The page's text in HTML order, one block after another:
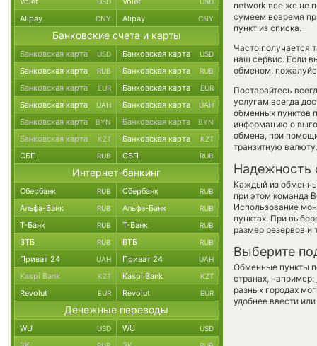
network все же не
сумеем вовремя
пункт из списка.
Часто получается
наш сервис. Если
обменом,
Постарайтесь
услугам всегда
обменных пунктов
информацию о
обмена, при
транзитную валюту.
Надежность
Каждый из
при этом команда
Использование
пунктах. При
размер резервов и
Выберите
Обменные пункты
странах, например:
разных городах
удобнее ввести
Alipay CNY Alipay CNY
Банковские счета и карты
Банковская карта USD Банковская карта USD
Банковская карта RUB Банковская карта RUB
Банковская карта EUR Банковская карта EUR
Банковская карта UAH Банковская карта UAH
Банковская карта BYN Банковская карта BYN
Банковская карта KZT Банковская карта KZT
СБП RUB СБП RUB
Интернет-банкинг
Сбербанк RUB Сбербанк RUB
Альфа-Банк RUB Альфа-Банк RUB
Т-Банк RUB Т-Банк RUB
ВТБ RUB ВТБ RUB
Приват 24 UAH Приват 24 UAH
Kaspi Bank KZT Kaspi Bank KZT
Revolut EUR Revolut EUR
Денежные переводы
WU USD WU USD